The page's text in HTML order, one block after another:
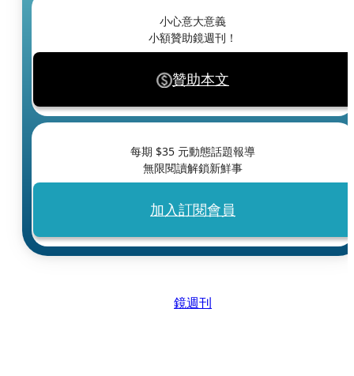
小心意大意義
小額贊助鏡週刊！
贊助本文
每期 $35 元動態話題報導
無限閱讀解鎖新鮮事
加入訂閱會員
鏡週刊